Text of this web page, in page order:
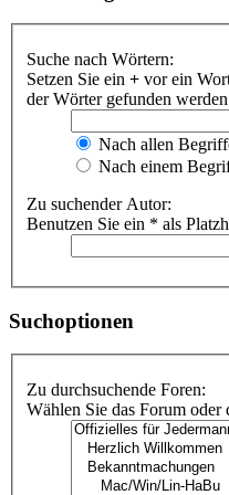
Suche nach Wörtern:
Setzen Sie ein + vor ein
der Wörter gefunden
Nach allen
Nach einem
Zu suchender Autor:
Benutzen Sie ein * als
Suchoptionen
Zu durchsuchende Foren:
Wählen Sie das Forum